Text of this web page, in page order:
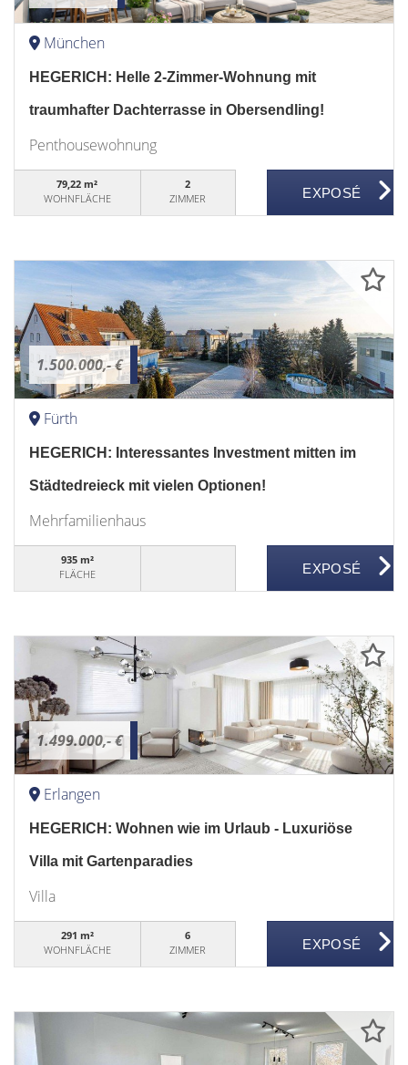
München
HEGERICH: Helle 2-Zimmer-Wohnung mit
traumhafter Dachterrasse in Obersendling!
Penthousewohnung
79,22 m²
WOHNFLÄCHE
2
ZIMMER
1.500.000,- €
Fürth
HEGERICH: Interessantes Investment mitten im
Städtedreieck mit vielen Optionen!
Mehrfamilienhaus
935 m²
FLÄCHE
1.499.000,- €
Erlangen
HEGERICH: Wohnen wie im Urlaub - Luxuriöse
Villa mit Gartenparadies
Villa
291 m²
WOHNFLÄCHE
6
ZIMMER